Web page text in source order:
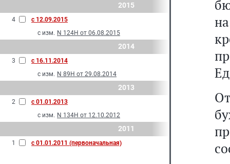
2015
4
с 12.09.2015
с изм. N 124Н от 06.08.2015
2014
3
с 16.11.2014
с изм. N 89Н от 29.08.2014
2013
2
с 01.01.2013
с изм. N 134Н от 12.10.2012
2011
1 с 01.01.2011 (первоначальная)